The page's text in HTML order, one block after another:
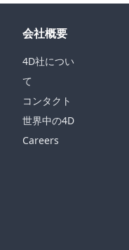
会社概要
4D社につい
て
コンタクト
世界中の4D
Careers